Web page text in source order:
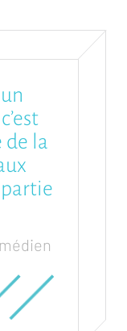
de la